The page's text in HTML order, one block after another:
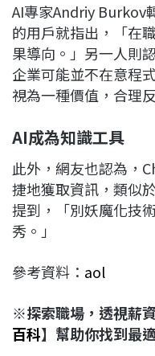
AI專家Andriy Burkov
的用戶就指出，「在
果導向。」另一人則
企業可能並不在意程
視為一種價值，合理
AI成為知識工具
此外，網友也認為，
捷地獲取資訊，類似
提到，「別妖魔化技
秀。」
參考資料： aol
※探索職場，透視薪
百科】幫助你找到最